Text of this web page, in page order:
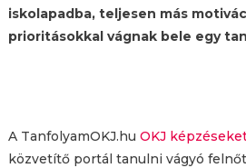
iskolapadba, teljesen más
prioritásokkal vágnak bele egy
A TanfolyamOKJ.hu OKJ
közvetítő portál tanulni vágyó